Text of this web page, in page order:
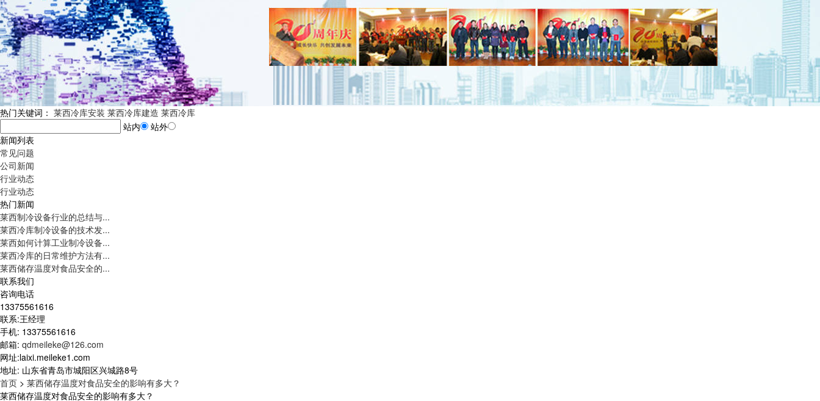
热门关键词： 莱西冷库安装 莱西冷库建造 莱西冷库
站内
站外
新闻列表
常见问题
公司新闻
行业动态
行业动态
热门新闻
莱西制冷设备行业的总结与...
莱西冷库制冷设备的技术发...
莱西如何计算工业制冷设备...
莱西冷库的日常维护方法有...
莱西储存温度对食品安全的...
联系我们
咨询电话
13375561616
联系:王经理
手机: 13375561616
邮箱: qdmeileke@126.com
网址:laixi.meileke1.com
地址: 山东省青岛市城阳区兴城路8号
首页 > 莱西储存温度对食品安全的影响有多大？
莱西储存温度对食品安全的影响有多大？